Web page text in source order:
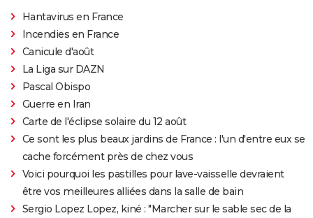
Hantavirus en France
Incendies en France
Canicule d'août
La Liga sur DAZN
Pascal Obispo
Guerre en Iran
Carte de l'éclipse solaire du 12 août
Ce sont les plus beaux jardins de France : l'un d'entre eux se
cache forcément près de chez vous
Voici pourquoi les pastilles pour lave-vaisselle devraient
être vos meilleures alliées dans la salle de bain
Sergio Lopez Lopez, kiné : "Marcher sur le sable sec de la